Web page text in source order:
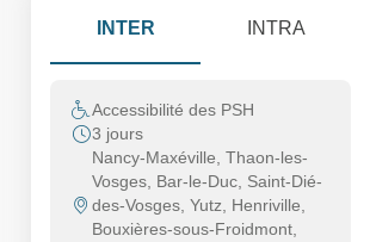
INTER INTRA
Accessibilité des PSH
3 jours
Nancy-Maxéville, Thaon-les-
Vosges, Bar-le-Duc, Saint-Dié-
des-Vosges, Yutz, Henriville,
Bouxières-sous-Froidmont,